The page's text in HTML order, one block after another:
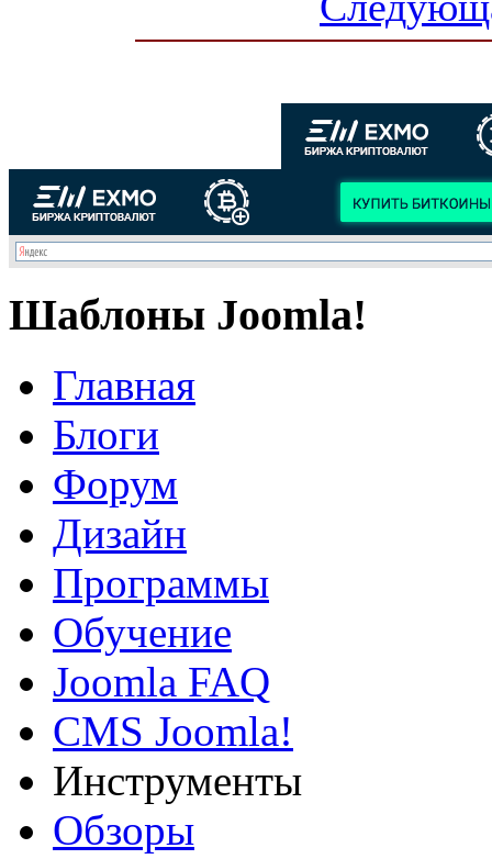
Шаблоны Joomla!
Главная
Блоги
Форум
Дизайн
Программы
Обучение
Joomla FAQ
CMS Joomla!
Инструменты
Обзоры